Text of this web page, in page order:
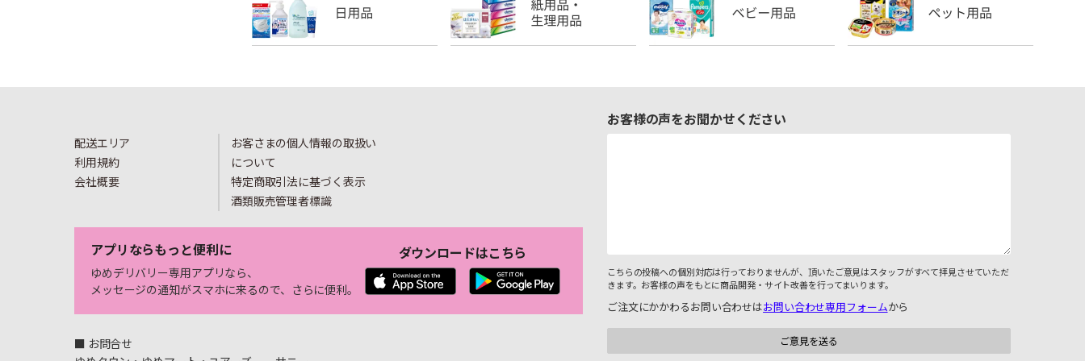
配送エリア
利用規約
会社概要
お客さまの個人情報の取扱い
について
特定商取引法に基づく表示
酒類販売管理者標識
アプリならもっと便利に
ゆめデリバリー専用アプリなら、
メッセージの通知がスマホに来るので、さらに便利。
ダウンロードはこちら
■ お問合せ
お客様の声をお聞かせください
こちらの投稿への個別対応は行っておりませんが、頂いたご意見はスタッフがすべて拝見させていただ
きます。お客様の声をもとに商品開発・サイト改善を行ってまいります。
ご注文にかかわるお問い合わせはお問い合わせ専用フォームから